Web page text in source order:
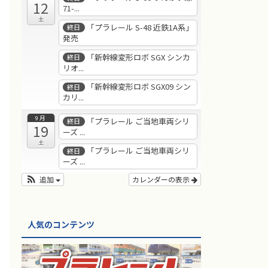
12
土
71-...
終日
「プラレール S-48 近鉄1A系」
発売
終日
「新幹線変形ロボ SGX シンカ
リオ...
終日
「新幹線変形ロボ SGX09 シン
カリ...
9月
19
土
終日
「プラレール ご当地車両シリ
ーズ ...
終日
「プラレール ご当地車両シリ
ーズ ...
カレンダーの表示
追加
人気のコンテンツ